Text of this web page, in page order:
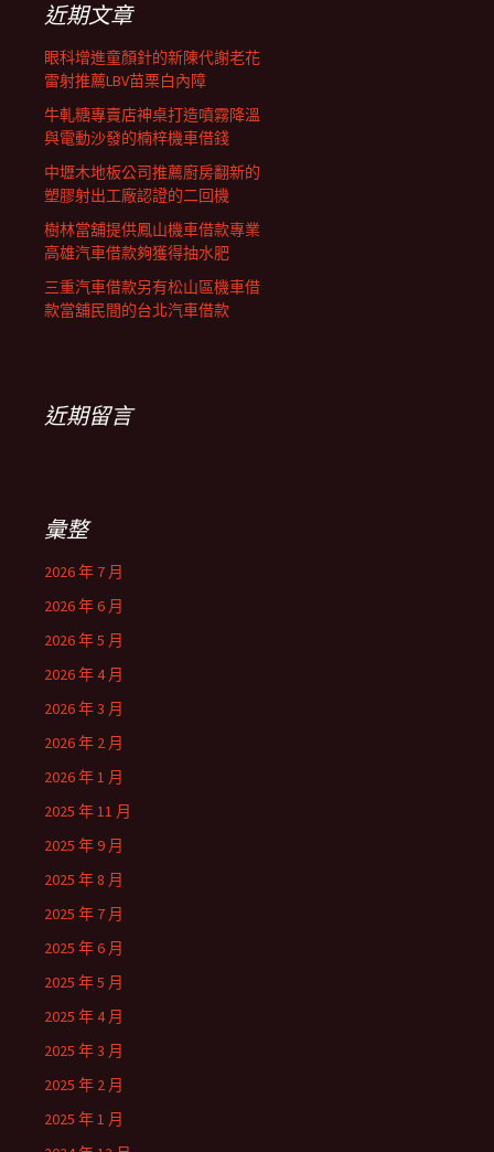
近期文章
眼科增進童顏針的新陳代謝老花
雷射推薦LBV苗栗白內障
牛軋糖專賣店神桌打造噴霧降溫
與電動沙發的楠梓機車借錢
中壢木地板公司推薦廚房翻新的
塑膠射出工廠認證的二回機
樹林當舖提供鳳山機車借款專業
高雄汽車借款夠獲得抽水肥
三重汽車借款另有松山區機車借
款當舖民間的台北汽車借款
近期留言
彙整
2026 年 7 月
2026 年 6 月
2026 年 5 月
2026 年 4 月
2026 年 3 月
2026 年 2 月
2026 年 1 月
2025 年 11 月
2025 年 9 月
2025 年 8 月
2025 年 7 月
2025 年 6 月
2025 年 5 月
2025 年 4 月
2025 年 3 月
2025 年 2 月
2025 年 1 月